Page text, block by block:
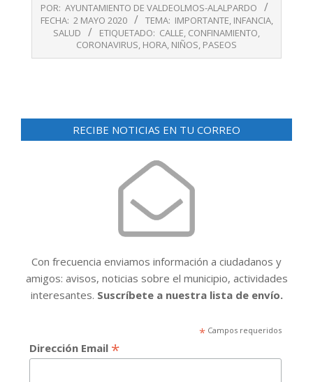
05-
POR: AYUNTAMIENTO DE VALDEOLMOS-ALALPARDO
FECHA: 2 MAYO 2020 TEMA: IMPORTANTE, INFANCIA,
SALUD
ETIQUETADO: CALLE, CONFINAMIENTO,
CORONAVIRUS, HORA, NIÑOS, PASEOS
RECIBE NOTICIAS EN TU CORREO
Con frecuencia enviamos información a ciudadanos y
amigos: avisos, noticias sobre el municipio, actividades
interesantes. Suscríbete a nuestra lista de envío.
*Campos requeridos
Dirección Email *